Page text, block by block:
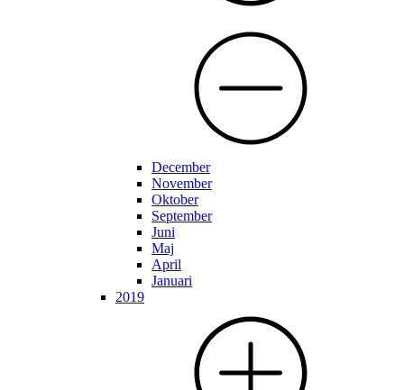
December
November
Oktober
September
Juni
Maj
April
Januari
2019